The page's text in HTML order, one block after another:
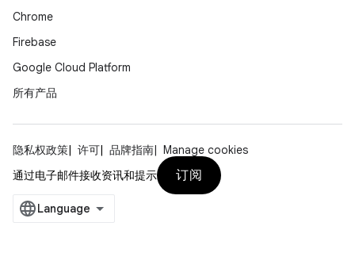
Chrome
Firebase
Google Cloud Platform
所有产品
隐私权政策 许可 品牌指南
Manage cookies
通过电子邮件接收资讯和提示
订阅